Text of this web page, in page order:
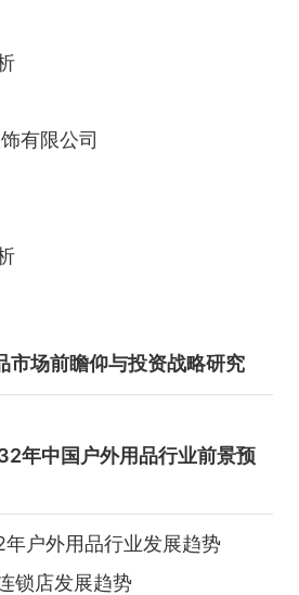
有限公司
市场前瞻仰与投资战略研究
年中国户外用品行业前景预
户外用品行业发展趋势
锁店发展趋势